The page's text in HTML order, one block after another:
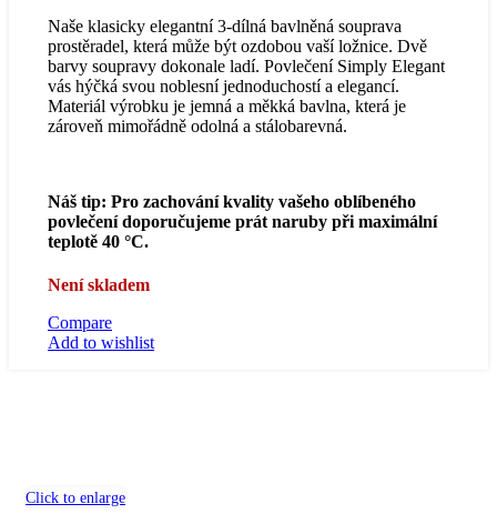
Click to enlarge
byla:
Kč600.00.
je:
Kč320.00.
Naše klasicky elegantní 3-dílná bavlněná souprava
prostěradel, která může být ozdobou vaší ložnice. Dvě
barvy soupravy dokonale ladí. Povlečení Simply Elegant
vás hýčká svou noblesní jednoduchostí a elegancí.
Materiál výrobku je jemná a měkká bavlna, která je
zároveň mimořádně odolná a stálobarevná.
Náš tip: Pro zachování kvality vašeho oblíbeného
povlečení doporučujeme prát naruby při maximální
teplotě 40 °C.
Není skladem
Compare
Add to wishlist